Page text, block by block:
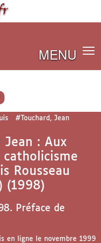
MENU
#Touchard, Jean
Jean : Aux
Rousseau
(1998)
Préface de
en ligne le novembre 1999